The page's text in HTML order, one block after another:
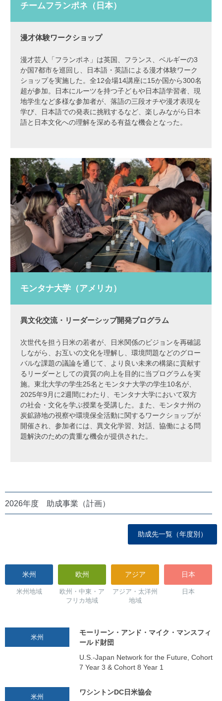
チームフランポネ（日本）
漫才体験ワークショップ
漫才芸人「フランポネ」は英国、フランス、ベルギーの3
か国7都市を巡回し、日本語・英語による漫才体験ワーク
ショップを実施した。全12会場14講座に15か国から300名
超が参加。日本にルーツを持つ子どもや日本語学習者、現
地学生など多様な参加者が、落語の三段オチや漫才表現を
学び、日本語での発表に挑戦するなど、楽しみながら日本
語と日本文化への理解を深める有益な機会となった。
モンタナ大学（アメリカ）
異文化交流・リーダーシップ開発プログラム
次世代を担う日米の若者が、日米関係のビジョンを再確認
しながら、お互いの文化を理解し、環境問題などのグロー
バルな課題の議論を通じて、より良い未来の構築に貢献す
るリーダーとしての資質の向上を目的に当プログラムを実
施。東北大学の学生25名とモンタナ大学の学生10名が、
2025年9月に2週間にわたり、モンタナ大学において双方
の社会・文化を学ぶ授業を受講した。また、モンタナ州の
炭鉱跡地の視察や環境保全活動に関するワークショップが
開催され、参加者には、異文化学習、対話、協働による問
題解決のための貴重な機会が提供された。
2026年度 助成事業（計画）
助成先一覧（年度別）
米州
米州地域
欧州
欧州・中東・ア
フリカ地域
アジア
アジア・太洋州
地域
日本
日本
米州
モーリーン・アンド・マイク・マンスフィ
ールド財団
U.S.-Japan Network for the Future, Cohort
7 Year 3 & Cohort 8 Year 1
米州
ワシントンDC日米協会